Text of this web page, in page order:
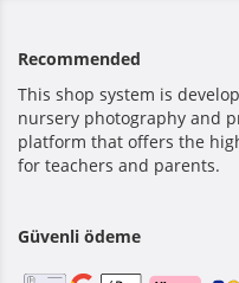
Recommended
This shop system is
nursery photography and
platform that offers the
for teachers and parents.
Güvenli ödeme